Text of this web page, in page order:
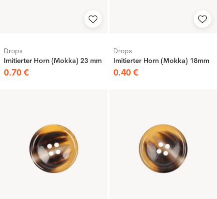
Drops
Imitierter Horn (Mokka) 23 mm
0.70 €
Drops
Imitierter Horn (Mokka) 18mm
0.40 €